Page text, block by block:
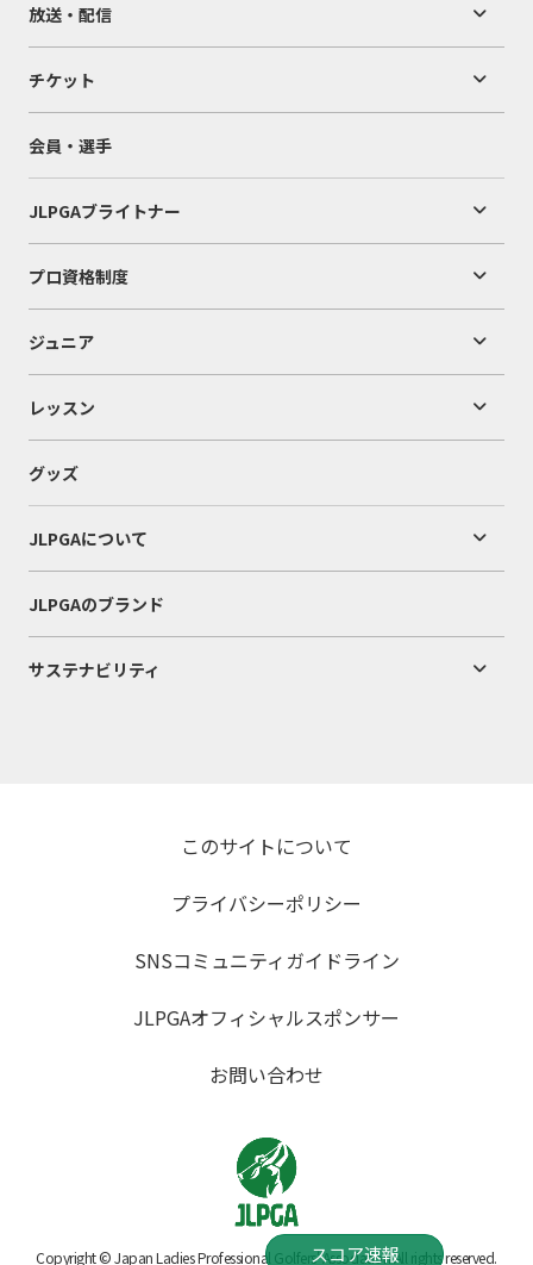
放送・配信
チケット
会員・選手
JLPGAブライトナー
プロ資格制度
ジュニア
レッスン
グッズ
JLPGAについて
JLPGAのブランド
サステナビリティ
このサイトについて
プライバシーポリシー
SNSコミュニティガイドライン
JLPGAオフィシャルスポンサー
お問い合わせ
Copyright © Japan Ladies Professional Golfers' Association All rights reserved.
スコア速報